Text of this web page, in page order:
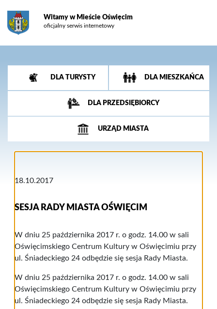
Witamy w Mieście Oświęcim
oficjalny serwis internetowy
DLA TURYSTY DLA MIESZKAŃCA
DLA PRZEDSIĘBIORCY
URZĄD MIASTA
18.10.2017
SESJA RADY MIASTA OŚWIĘCIM
W dniu 25 października 2017 r. o godz. 14.00 w sali
Oświęcimskiego Centrum Kultury w Oświęcimiu przy
ul. Śniadeckiego 24 odbędzie się sesja Rady Miasta.
W dniu 25 października 2017 r. o godz. 14.00 w sali
Oświęcimskiego Centrum Kultury w Oświęcimiu przy
ul. Śniadeckiego 24 odbędzie się sesja Rady Miasta.